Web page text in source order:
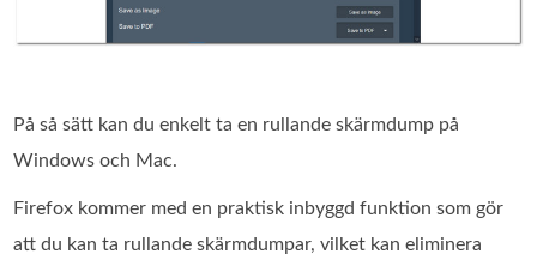
På så sätt kan du enkelt ta en rullande skärmdump på
Windows och Mac.
Firefox kommer med en praktisk inbyggd funktion som gör
att du kan ta rullande skärmdumpar, vilket kan eliminera